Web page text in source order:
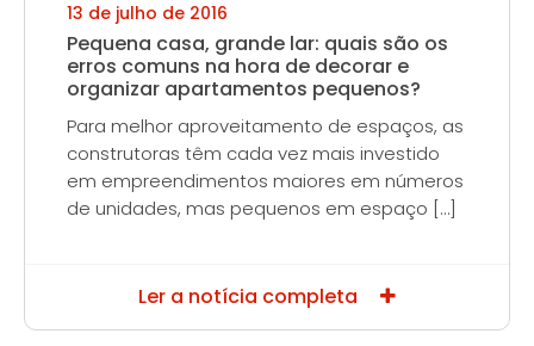
13 de julho de 2016
Pequena casa, grande lar: quais são os
erros comuns na hora de decorar e
organizar apartamentos pequenos?
Para melhor aproveitamento de espaços, as
construtoras têm cada vez mais investido
em empreendimentos maiores em números
de unidades, mas pequenos em espaço […]
Ler a notícia completa